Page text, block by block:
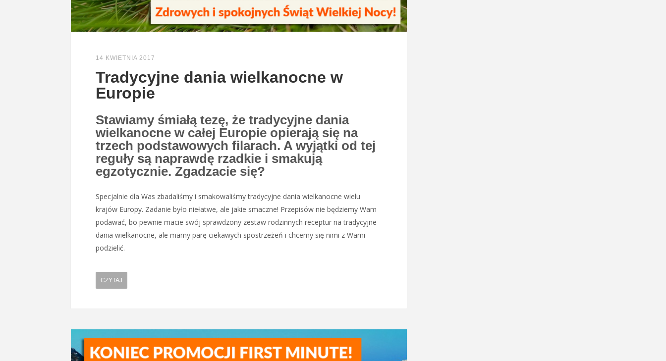
14 KWIETNIA 2017
Tradycyjne dania wielkanocne w
Europie
Stawiamy śmiałą tezę, że tradycyjne dania
wielkanocne w całej Europie opierają się na
trzech podstawowych filarach. A wyjątki od tej
reguły są naprawdę rzadkie i smakują
egzotycznie. Zgadzacie się?
Specjalnie dla Was zbadaliśmy i smakowaliśmy tradycyjne dania wielkanocne wielu
krajów Europy. Zadanie było niełatwe, ale jakie smaczne! Przepisów nie będziemy Wam
podawać, bo pewnie macie swój sprawdzony zestaw rodzinnych receptur na tradycyjne
dania wielkanocne, ale mamy parę ciekawych spostrzeżeń i chcemy się nimi z Wami
podzielić.
CZYTAJ